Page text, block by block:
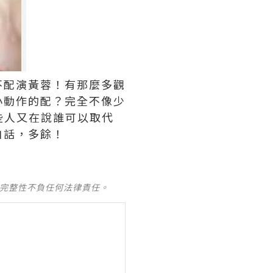
演黃蓉！有那麼多觀
作的配？完全不像少
又在說誰可以取代
，多餘！
整性不負任何法律責任。